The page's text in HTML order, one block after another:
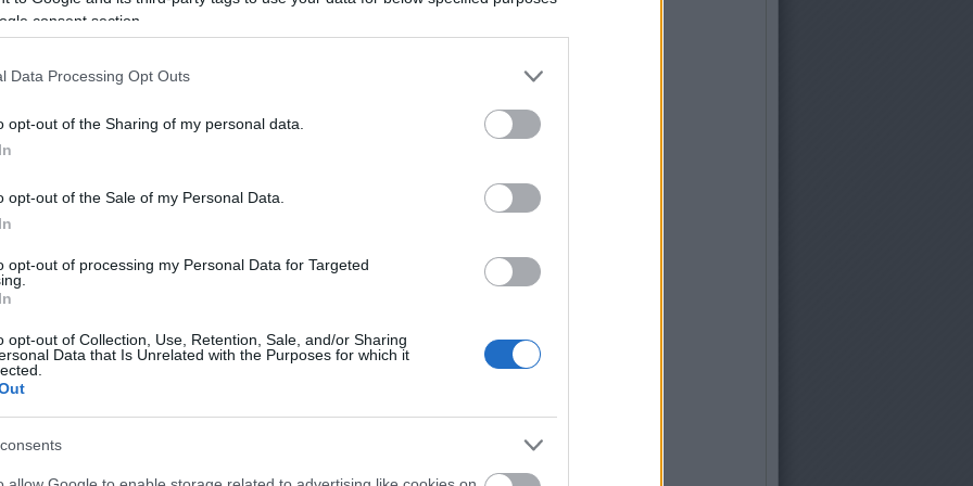
consent section.
Data Processing Opt Outs
opt-out of the Sharing of my personal data.
opt-out of the Sale of my Personal Data.
opt-out of processing my Personal Data for Targeted
opt-out of Collection, Use, Retention, Sale, and/or Sharing
Data that Is Unrelated with the Purposes for which it
A MAGYAR-ROMÁN? A
AZ IGAZI!
az év találkozójának a két ország közös történelme, földrajzi
miatt is. A párharc történelme alapján viszont meg sem
DÁTUM: 2013.03.20. 06:40
nyers